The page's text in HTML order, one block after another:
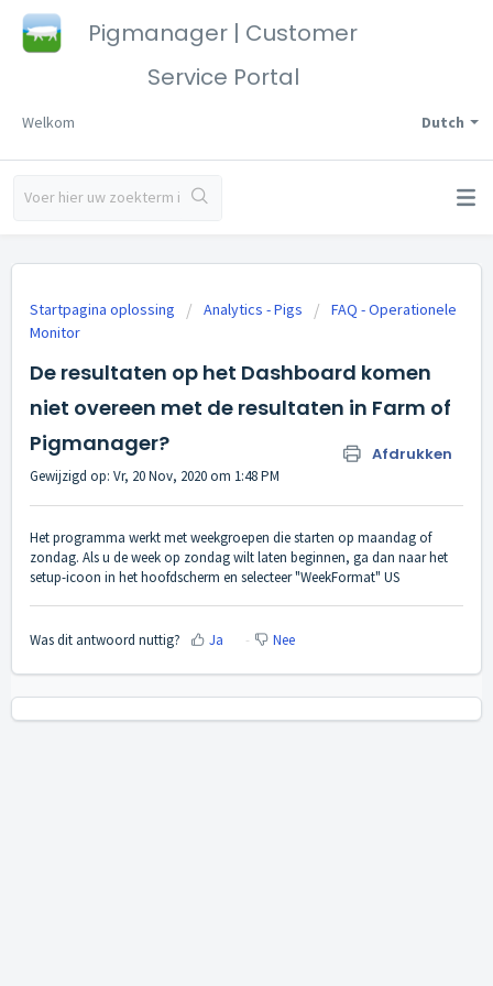
Pigmanager | Customer
Service Portal
Dutch
Welkom
Startpagina oplossing Analytics - Pigs
FAQ - Operationele
Monitor
De resultaten op het Dashboard komen
niet overeen met de resultaten in Farm of
Pigmanager?
Afdrukken
Gewijzigd op: Vr, 20 Nov, 2020 om 1:48 PM
Het programma werkt met weekgroepen die starten op maandag of
zondag. Als u de week op zondag wilt laten beginnen, ga dan naar het
setup-icoon in het hoofdscherm en selecteer "WeekFormat" US
Was dit antwoord nuttig? Ja Nee